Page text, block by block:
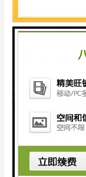
普通冲床就是
域。冲床的设计
从主电动机到连